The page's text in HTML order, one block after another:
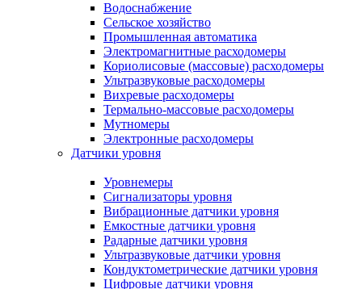
Водоснабжение
Сельское хозяйство
Промышленная автоматика
Электромагнитные расходомеры
Кориолисовые (массовые) расходомеры
Ультразвуковые расходомеры
Вихревые расходомеры
Термально-массовые расходомеры
Мутномеры
Электронные расходомеры
Датчики уровня
Уровнемеры
Сигнализаторы уровня
Вибрационные датчики уровня
Емкостные датчики уровня
Радарные датчики уровня
Ультразвуковые датчики уровня
Кондуктометрические датчики уровня
Цифровые датчики уровня